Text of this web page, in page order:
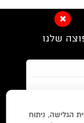
שלנו
הסדרות/
הגלישה, ניתוח